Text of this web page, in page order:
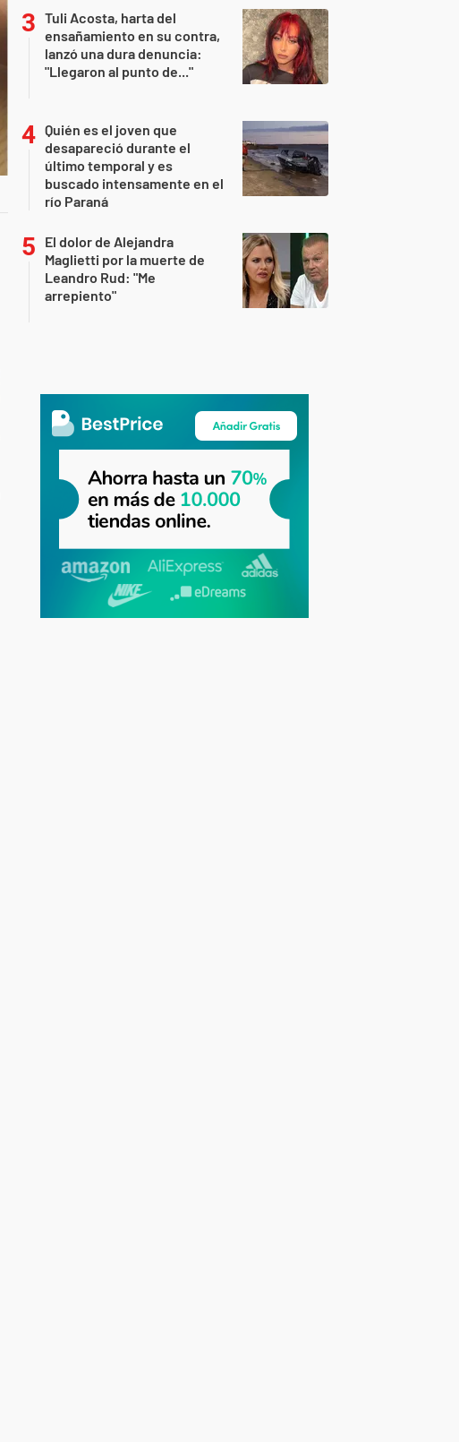
Tuli Acosta, harta del
ensañamiento en su contra,
lanzó una dura denuncia:
"Llegaron al punto de..."
Quién es el joven que
desapareció durante el
último temporal y es
buscado intensamente en el
río Paraná
El dolor de Alejandra
Maglietti por la muerte de
Leandro Rud: "Me
arrepiento"